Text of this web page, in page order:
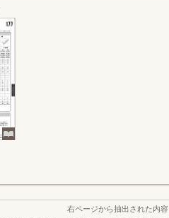
右ページから抽出された内容